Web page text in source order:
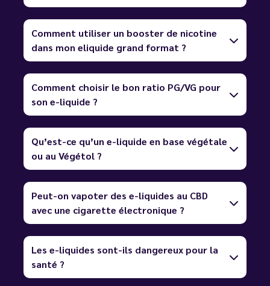
Comment utiliser un booster de nicotine
dans mon eliquide grand format ?
Comment choisir le bon ratio PG/VG pour
son e-liquide ?
Qu’est-ce qu’un e-liquide en base végétale
ou au Végétol ?
Peut-on vapoter des e-liquides au CBD
avec une cigarette électronique ?
Les e-liquides sont-ils dangereux pour la
santé ?